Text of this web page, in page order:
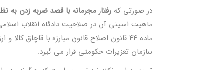
در صورتی که رفتار مجرمانه با قصد ضربه‌ زدن به
ماهیت امنیتی آن در صلاحیت دادگاه‌ انقلاب
ماده ۴۴ قانون اصلاح قانون مبارزه با قاچاق
سازمان تعزیرات حکومتی قرار می ‌گیرد.